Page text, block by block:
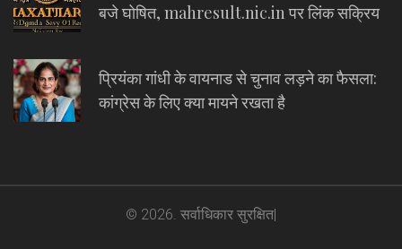
बजे घोषित, mahresult.nic.in पर लिंक सक्रिय
प्रियंका गांधी के वायनाड से चुनाव लड़ने का फैसला:
कांग्रेस के लिए क्या मायने रखता है
© 2026. सर्वाधिकार सुरक्षित|